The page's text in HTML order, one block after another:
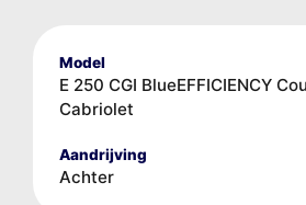
Model
E 250 CGI BlueEFFICIENCY
Cabriolet
Aandrijving
Achter